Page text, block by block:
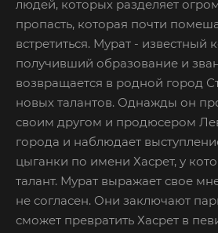
людей, которых разделяет
пропасть, которая почти
встретиться. Мурат - известный
получивший образование и
возвращается в родной город
новых талантов. Однажды он
своим другом и продюсером
города и наблюдает
цыганки по имени Хасрет, у
талант. Мурат выражает свое
не согласен. Они заключают
сможет превратить Хасрет в